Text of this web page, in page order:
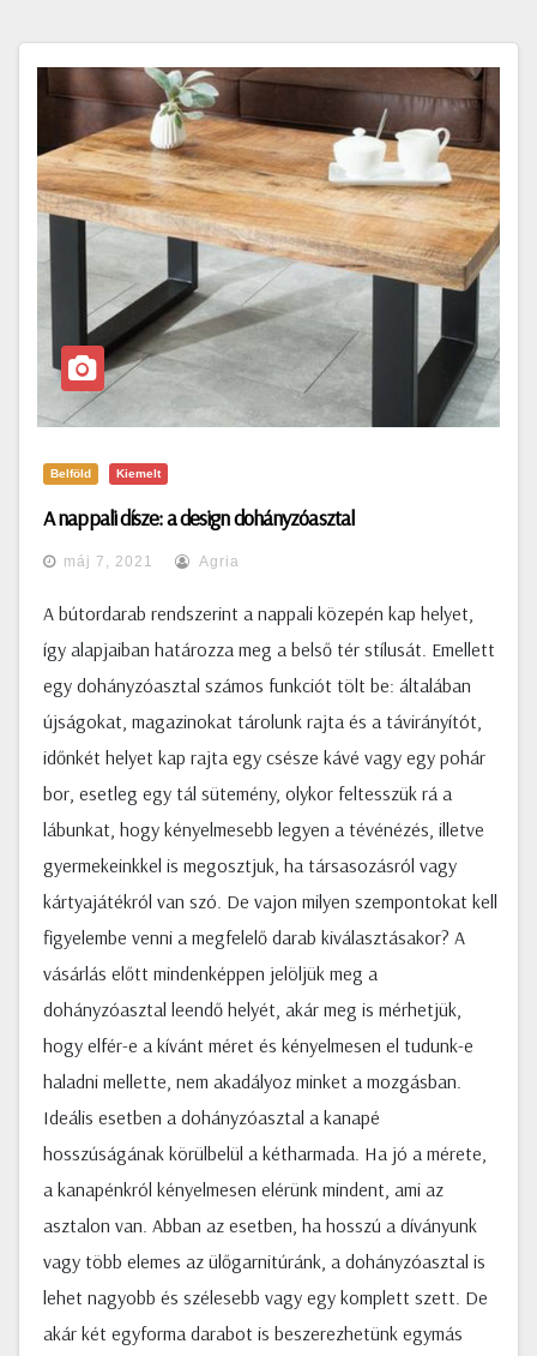
Belföld Kiemelt
A nappali dísze: a design dohányzóasztal
máj 7, 2021 Agria
A bútordarab rendszerint a nappali közepén kap helyet,
így alapjaiban határozza meg a belső tér stílusát. Emellett
egy dohányzóasztal számos funkciót tölt be: általában
újságokat, magazinokat tárolunk rajta és a távirányítót,
időnkét helyet kap rajta egy csésze kávé vagy egy pohár
bor, esetleg egy tál sütemény, olykor feltesszük rá a
lábunkat, hogy kényelmesebb legyen a tévénézés, illetve
gyermekeinkkel is megosztjuk, ha társasozásról vagy
kártyajátékról van szó. De vajon milyen szempontokat kell
figyelembe venni a megfelelő darab kiválasztásakor? A
vásárlás előtt mindenképpen jelöljük meg a
dohányzóasztal leendő helyét, akár meg is mérhetjük,
hogy elfér-e a kívánt méret és kényelmesen el tudunk-e
haladni mellette, nem akadályoz minket a mozgásban.
Ideális esetben a dohányzóasztal a kanapé
hosszúságának körülbelül a kétharmada. Ha jó a mérete,
a kanapénkról kényelmesen elérünk mindent, ami az
asztalon van. Abban az esetben, ha hosszú a díványunk
vagy több elemes az ülőgarnitúránk, a dohányzóasztal is
lehet nagyobb és szélesebb vagy egy komplett szett. De
akár két egyforma darabot is beszerezhetünk egymás